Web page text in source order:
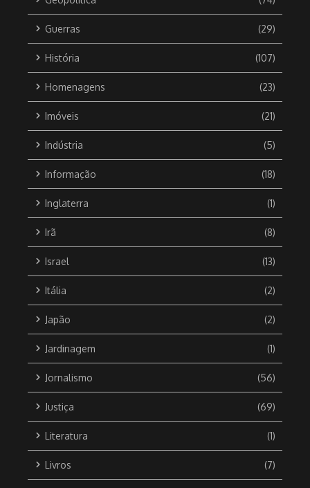
Guerras (29)
História (107)
Homenagens (23)
Imóveis (21)
Indústria (5)
Informação (18)
Inglaterra (1)
Irã (8)
Israel (13)
Itália (2)
Japão (2)
Jardinagem (1)
Jornalismo (56)
Justiça (69)
Literatura (1)
Livros (7)